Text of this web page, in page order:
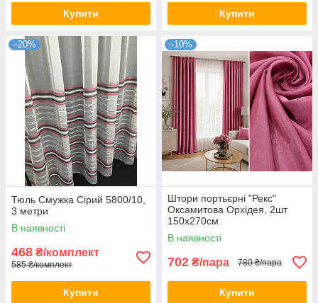
Купити Купити
–20%
Тюль Смужка Сірий 5800/10,
3 метри
В наявності
468 ₴/комплект
585 ₴/комплект
Купити
–10%
Штори портьєрні "Рекс"
Оксамитова Орхідея, 2шт
150х270см
В наявності
702 ₴/пара 780 ₴/пара
Купити